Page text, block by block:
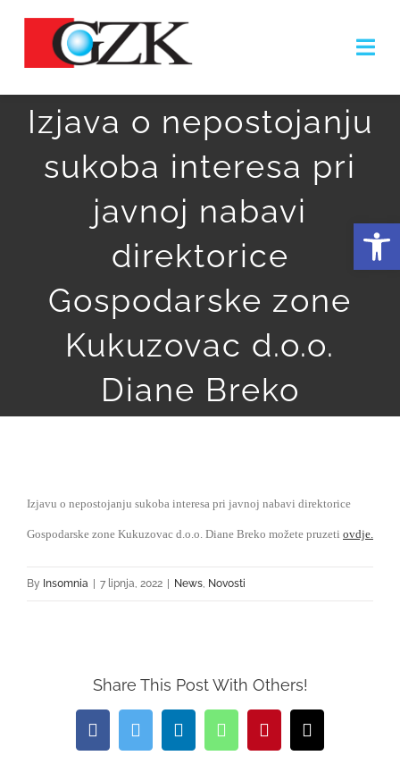
Skip
NASLOVNICA
O NAMA
PODUZETNICI
Izjava o nepostojanju
sukoba interesa pri
javnoj nabavi
direktorice
Gospodarske zone
Kukuzovac d.o.o.
Diane Breko
Izjavu o nepostojanju sukoba interesa pri javnoj nabavi direktorice
Gospodarske zone Kukuzovac d.o.o. Diane Breko možete pruzeti ovdje
By Ins0mnia | 7 lipnja, 2022 | News Novosti
Share This Post With Others!
FacebookTwitterLinkedInWhatsAppPinterestEmail: